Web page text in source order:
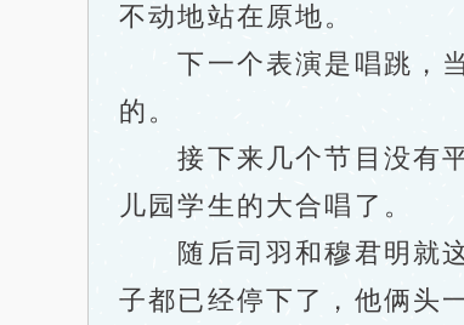
不动地站在原地。
下一个表演是唱跳，当
的。
接下来几个节目没有平
儿园学生的大合唱了。
随后司羽和穆君明就这
子都已经停下了，他俩头